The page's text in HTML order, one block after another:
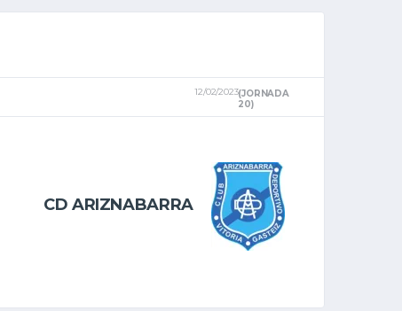
12/02/2023(JORNADA
20)
CD ARIZNABARRA